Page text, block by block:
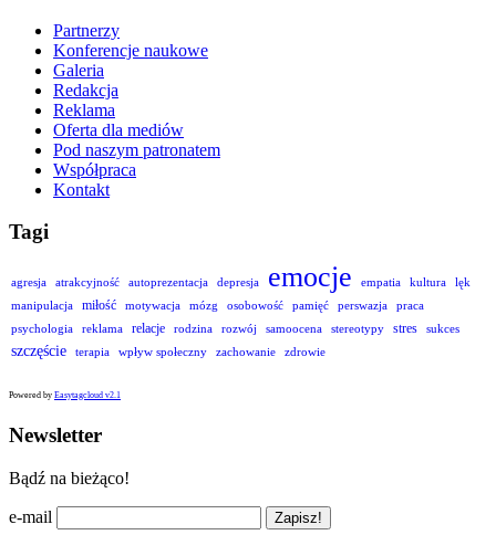
Partnerzy
Konferencje naukowe
Galeria
Redakcja
Reklama
Oferta dla mediów
Pod naszym patronatem
Współpraca
Kontakt
Tagi
agresja atrakcyjność autoprezentacja depresja emocje empatia kultura
lęk
manipulacja
miłość motywacja mózg osobowość pamięć perswazja
praca
psychologia
reklama relacje rodzina rozwój samoocena stereotypy stres sukces
szczęście terapia wpływ społeczny zachowanie zdrowie
Powered by Easytagcloud v2.1
Newsletter
Bądź na bieżąco!
e-mail